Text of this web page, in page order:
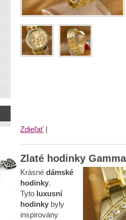
Zdieľať |
Zlaté hodinky Gamma
Krásné dámské
hodinky.
Tyto luxusní
hodinky byly
inspirovány